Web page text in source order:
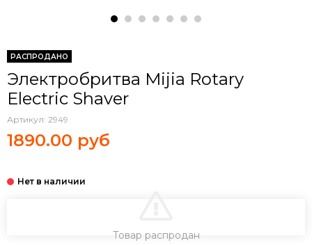
РАСПРОДАНО
Электробритва Mijia Rotary
Electric Shaver
Артикул: 2949
1890.00 руб
Товар распродан